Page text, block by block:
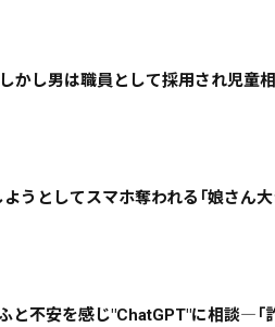
かし男は職員として採用され児童
うとしてスマホ奪われる「娘さん大
と不安を感じ"ChatGPT"に相談―「